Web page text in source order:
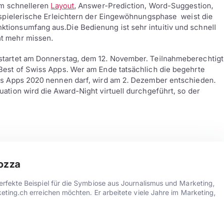
schnelleren Layout, Answer-Prediction, Word-Suggestion,
Erleichtern der Eingewöhnungsphase weist die
aus.Die Bedienung ist sehr intuitiv und schnell
mehr missen.
am Donnerstag, dem 12. November. Teilnahmeberechtigt
of Swiss Apps. Wer am Ende tatsächlich die begehrte
2020 nennen darf, wird am 2. Dezember entschieden.
wird die Award-Night virtuell durchgeführt, so der
Beispiel für die Symbiose aus Journalismus und Marketing,
erreichen möchten. Er arbeitete viele Jahre im Marketing,